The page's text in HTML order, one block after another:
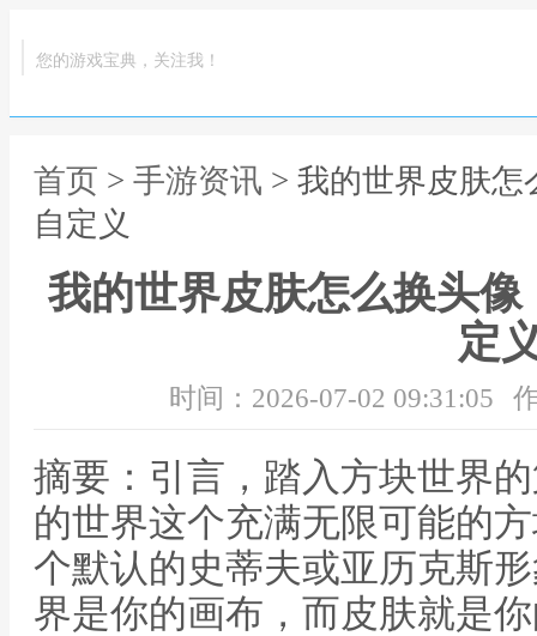
您的游戏宝典，关注我！
首页 > 手游资讯 > 我的世界皮肤
自定义
我的世界皮肤怎么换头
定
时间：2026-07-02 09:31:05
摘要：引言，踏入方块世界
的世界这个充满无限可能的
个默认的史蒂夫或亚历克斯
界是你的画布，而皮肤就是